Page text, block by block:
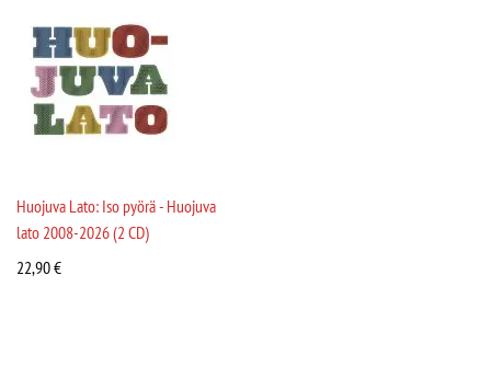
Huojuva Lato: Iso pyörä - Huojuva
lato 2008-2026 (2 CD)
22,90€